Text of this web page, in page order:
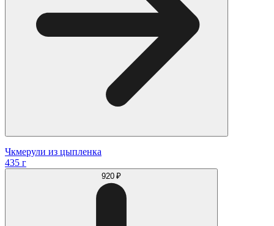
Чкмерули из цыпленка
435 г
920 ₽